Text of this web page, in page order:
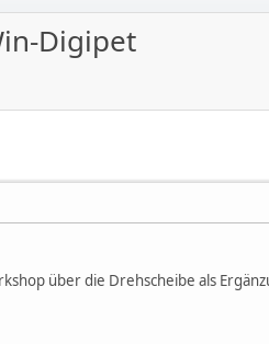
Digipet
über die Drehscheibe als